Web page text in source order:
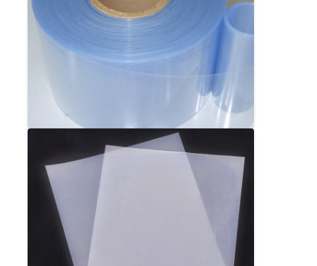
Termoforming levha ekstrüzyon hattı
PVC Edge Banding Ekstrüzyon hattı
Rulo Kalender Makinesi